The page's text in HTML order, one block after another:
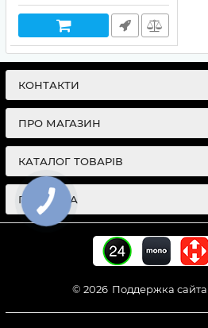
КОНТАКТИ
ПРО МАГАЗИН
КАТАЛОГ ТОВАРІВ
ПІДПИСКА
© 2026 Поддержка сайта